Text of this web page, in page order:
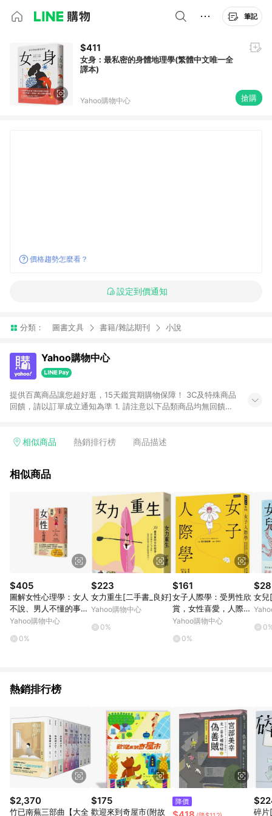
筆記
$411
女身：最私密的身體地理學(繁體中文唯一全
譯本)
Yahoo購物中心 搶購
價格趨勢怎麼看？
設定到價通知
分類： 圖書文具 書籍/雜誌期刊 小說
Yahoo購物中心
提供百萬商品讓您超好逛，15天鑑賞期購物保障！ 3C及特殊商品
回饋，請以訂單成立通知為準 1. 請注意以下品類商品均無回饋：
電玩/遊戲/相機/單眼/鏡頭/拍立得 [2024/6/1起適用] -內接硬
的購回饋活動享Yahoo超贈點回饋者 - 購物中心商店之商品：商
3. 訂單回饋金額將扣除運費/購物金/超贈點/福利金/紅利折抵/折
價券等虛擬貨幣折抵 4. 大宗採購或批發轉賣不具回饋資格： 如
有相關事證認定您為大宗採購、批發轉賣而非最終消費使用者，
相關認定以Yahoo購物中心之認定為準
相似商品 熱銷排行榜 商品描述
相似商品
$405
圖解女性心理學：女人
不說、男人不懂的事，
心理學家教你從行為、
Yahoo購物中心
0%
$223
女力重生[二手書_良好]
Yahoo購物中心
0%
$161
女子人際學：受男性欣
賞，女性喜愛，人際關
係瞬間提升的100個教
手書_良好]
Yahoo購物中心
0%
女兒
熱銷排行榜
$2,370
竹已南蕪三部曲【大全
$175
歡迎來到奇屋市(附故
降價
碎片